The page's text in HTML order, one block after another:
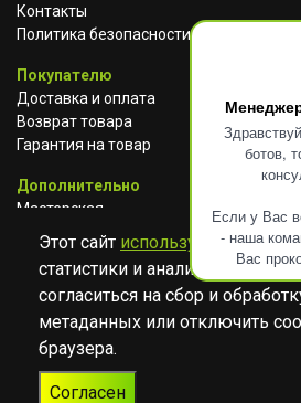
ботов,
Если у Вас
- наша
Вас
Контакты
Политика безопасности
Покупателю
Доставка и оплата
Возврат товара
Гарантия на товар
Дополнительно
Мастерская
Сотрудничество
АВИТО
YOUTUBE
© Музыкальный магазин Muzik
Этот сайт использует cookies
статистики и анализа работы
согласиться на сбор и
метаданных или отключить
браузера.
Согласен